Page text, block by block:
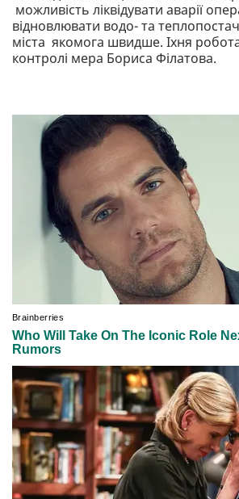
можливість ліквідувати аварії
відновлювати водо- та
міста якомога швидше. Іхня
контролі мера Бориса Філатова.